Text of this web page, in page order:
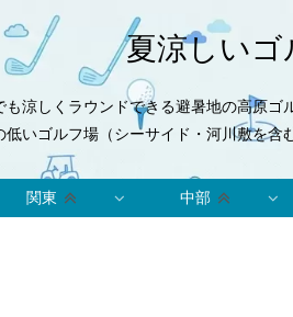
夏涼しい
も涼しくラウンドできる避暑地の高原ゴ
いゴルフ場（シーサイド・河川敷を含
関東 中部